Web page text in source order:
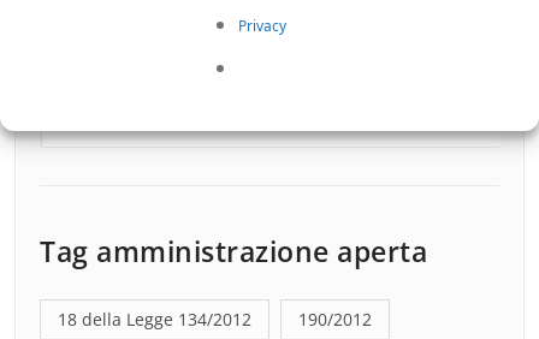
Privacy
Tag amministrazione aperta
18 della Legge 134/2012 190/2012